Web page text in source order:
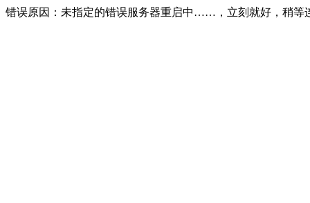
错误原因：未指定的错误服务器重启中……，立刻就好，稍等